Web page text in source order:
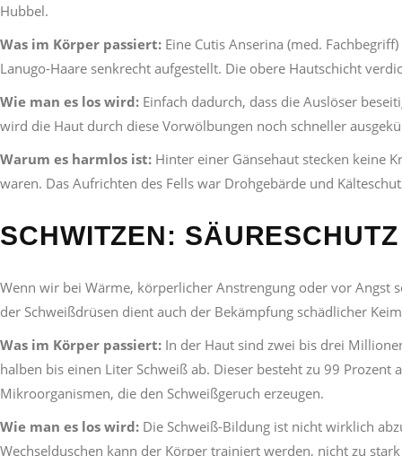
Hubbel.
Was im Körper passiert: Eine Cutis Anserina (med.
Lanugo-Haare senkrecht aufgestellt. Die obere Hautschicht
Wie man es los wird: Einfach dadurch, dass die Auslöser
wird die Haut durch diese Vorwölbungen noch schneller
Warum es harmlos ist: Hinter einer Gänsehaut stecken keine
waren. Das Aufrichten des Fells war Drohgebärde und
SCHWITZEN:
Wenn wir bei Wärme, körperlicher Anstrengung oder vor Angst
der Schweißdrüsen dient auch der Bekämpfung schädlicher
Was im Körper passiert: In der Haut sind zwei bis drei
halben bis einen Liter Schweiß ab. Dieser besteht zu 99
Mikroorganismen, die den Schweißgeruch erzeugen.
Wie man es los wird: Die Schweiß-Bildung ist nicht wirklich
Wechselduschen kann der Körper trainiert werden, nicht zu